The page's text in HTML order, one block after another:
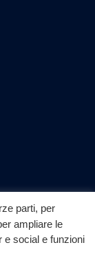
parti, per
ampliare le
e social e funzioni